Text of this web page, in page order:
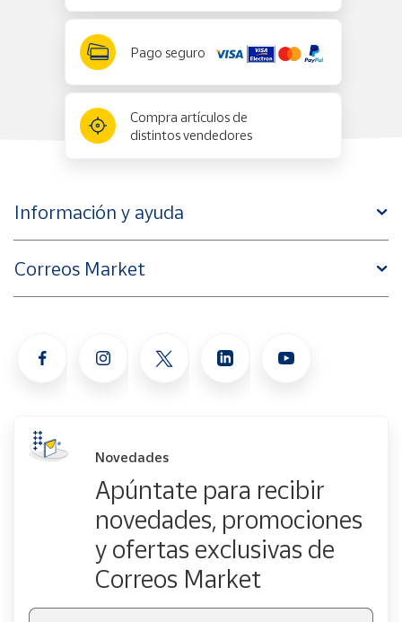
Pago seguro
Compra artículos de
distintos vendedores
Información y ayuda
Correos Market
Novedades
Apúntate para recibir
novedades, promociones
y ofertas exclusivas de
Correos Market